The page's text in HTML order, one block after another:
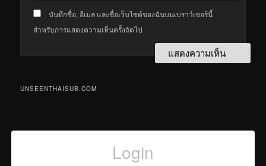
บันทึกชื่อ, อีเมล และชื่อเว็บไซต์ของฉันบนเบราว์เซอร์นี้
สำหรับการแสดงความเห็นครั้งถัดไป
UNSEENTHAISUB.COM
Login